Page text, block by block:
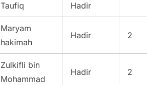
Taufiq Hadir
Maryam
hakimah
Hadir 2
Zulkifli bin
Mohammad
Hadir 2